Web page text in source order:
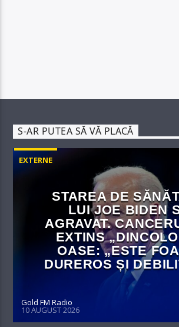
S-AR PUTEA SĂ VĂ PLACĂ
EXTERNE
STAREA DE
LUI JOE BIDEN
AGRAVAT.
EXTINS
OASE: „ESTE
DUREROS ȘI
Gold FM Radio
10 AUGUST 2026